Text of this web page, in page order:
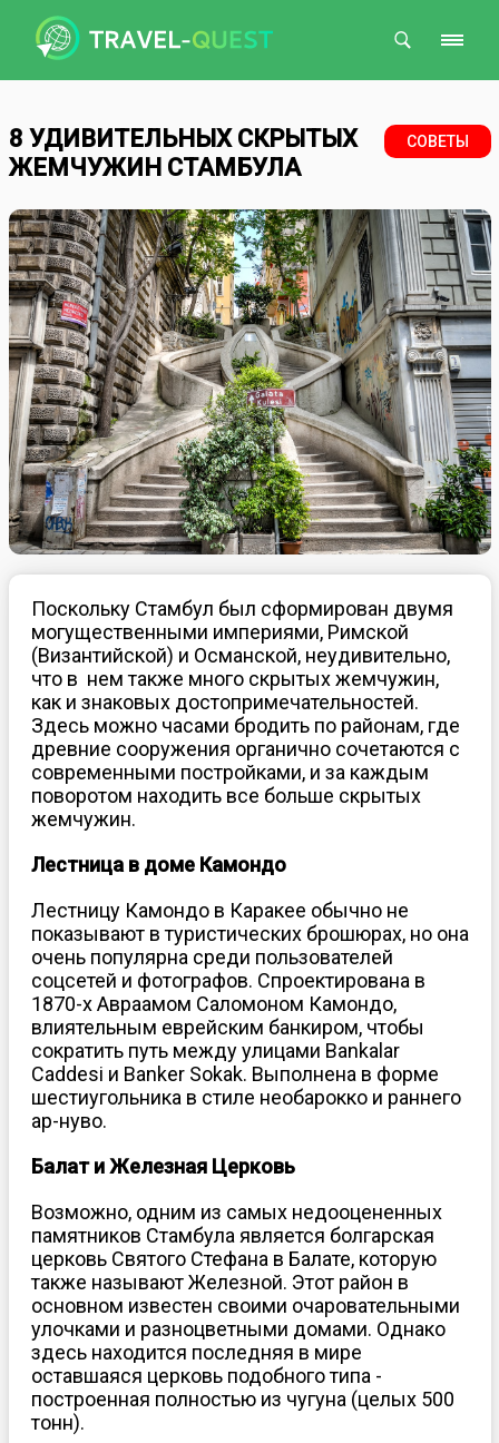
Поиск
8 УДИВИТЕЛЬНЫХ СКРЫТЫХ
ЖЕМЧУЖИН СТАМБУЛА
СОВЕТЫ
Поскольку Стамбул был сформирован двумя
могущественными империями, Римской
(Византийской) и Османской, неудивительно,
что в нем также много скрытых жемчужин,
как и знаковых достопримечательностей.
Здесь можно часами бродить по районам, где
древние сооружения органично сочетаются с
современными постройками, и за каждым
поворотом находить все больше скрытых
жемчужин.
Лестница в доме Камондо
Лестницу Камондо в Каракее обычно не
показывают в туристических брошюрах, но она
очень популярна среди пользователей
соцсетей и фотографов. Спроектирована в
1870-х Авраамом Саломоном Камондо,
влиятельным еврейским банкиром, чтобы
сократить путь между улицами Bankalar
Caddesi и Banker Sokak. Выполнена в форме
шестиугольника в стиле необарокко и раннего
ар-нуво.
Балат и Железная Церковь
Возможно, одним из самых недооцененных
памятников Стамбула является болгарская
церковь Святого Стефана в Балате, которую
также называют Железной. Этот район в
основном известен своими очаровательными
улочками и разноцветными домами. Однако
здесь находится последняя в мире
оставшаяся церковь подобного типа -
построенная полностью из чугуна (целых 500
тонн).